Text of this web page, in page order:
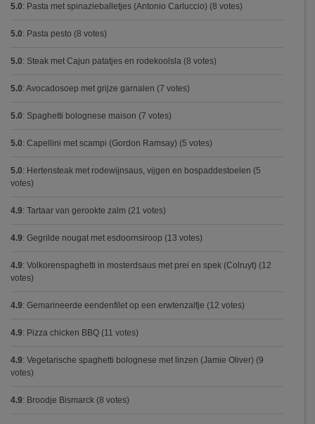
5.0: Pasta met spinazieballetjes (Antonio Carluccio) (8 votes)
5.0: Pasta pesto (8 votes)
5.0: Steak met Cajun patatjes en rodekoolsla (8 votes)
5.0: Avocadosoep met grijze garnalen (7 votes)
5.0: Spaghetti bolognese maison (7 votes)
5.0: Capellini met scampi (Gordon Ramsay) (5 votes)
5.0: Hertensteak met rodewijnsaus, vijgen en bospaddestoelen (5
votes)
4.9: Tartaar van gerookte zalm (21 votes)
4.9: Gegrilde nougat met esdoornsiroop (13 votes)
4.9: Volkorenspaghetti in mosterdsaus met prei en spek (Colruyt) (12
votes)
4.9: Gemarineerde eendenfilet op een erwtenzalfje (12 votes)
4.9: Pizza chicken BBQ (11 votes)
4.9: Vegetarische spaghetti bolognese met linzen (Jamie Oliver) (9
votes)
4.9: Broodje Bismarck (8 votes)